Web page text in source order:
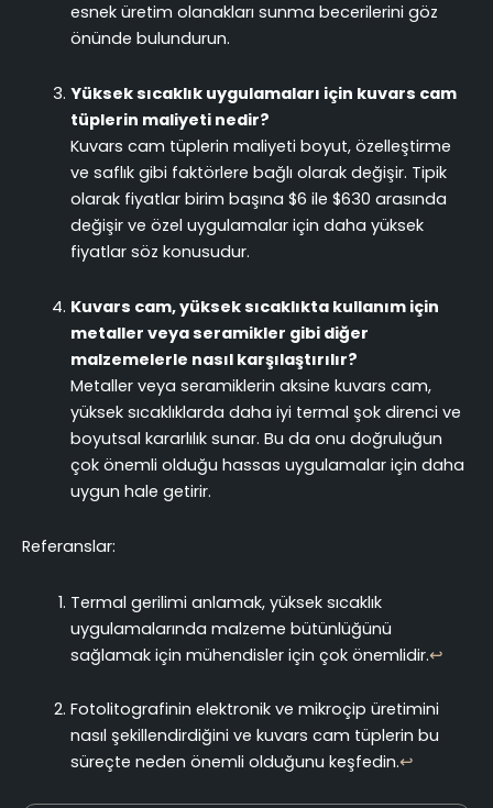
esnek üretim olanakları sunma becerilerini göz
önünde bulundurun.
Yüksek sıcaklık uygulamaları için kuvars cam
tüplerin maliyeti nedir?
Kuvars cam tüplerin maliyeti boyut, özelleştirme
ve saflık gibi faktörlere bağlı olarak değişir. Tipik
olarak fiyatlar birim başına $6 ile $630 arasında
değişir ve özel uygulamalar için daha yüksek
fiyatlar söz konusudur.
Kuvars cam, yüksek sıcaklıkta kullanım için
metaller veya seramikler gibi diğer
malzemelerle nasıl karşılaştırılır?
Metaller veya seramiklerin aksine kuvars cam,
yüksek sıcaklıklarda daha iyi termal şok direnci ve
boyutsal kararlılık sunar. Bu da onu doğruluğun
çok önemli olduğu hassas uygulamalar için daha
uygun hale getirir.
Referanslar:
Termal gerilimi anlamak, yüksek sıcaklık
uygulamalarında malzeme bütünlüğünü
sağlamak için mühendisler için çok önemlidir.↩
Fotolitografinin elektronik ve mikroçip üretimini
nasıl şekillendirdiğini ve kuvars cam tüplerin bu
süreçte neden önemli olduğunu keşfedin.↩